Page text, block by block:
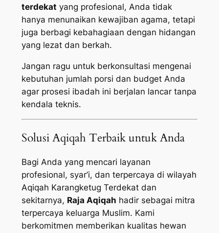
terdekat yang profesional, Anda tidak
hanya menunaikan kewajiban agama, tetapi
juga berbagi kebahagiaan dengan hidangan
yang lezat dan berkah.
Jangan ragu untuk berkonsultasi mengenai
kebutuhan jumlah porsi dan budget Anda
agar prosesi ibadah ini berjalan lancar tanpa
kendala teknis.
Solusi Aqiqah Terbaik untuk Anda
Bagi Anda yang mencari layanan
profesional, syar’i, dan terpercaya di wilayah
Aqiqah Karangketug Terdekat dan
sekitarnya, Raja Aqiqah hadir sebagai mitra
terpercaya keluarga Muslim. Kami
berkomitmen memberikan kualitas hewan